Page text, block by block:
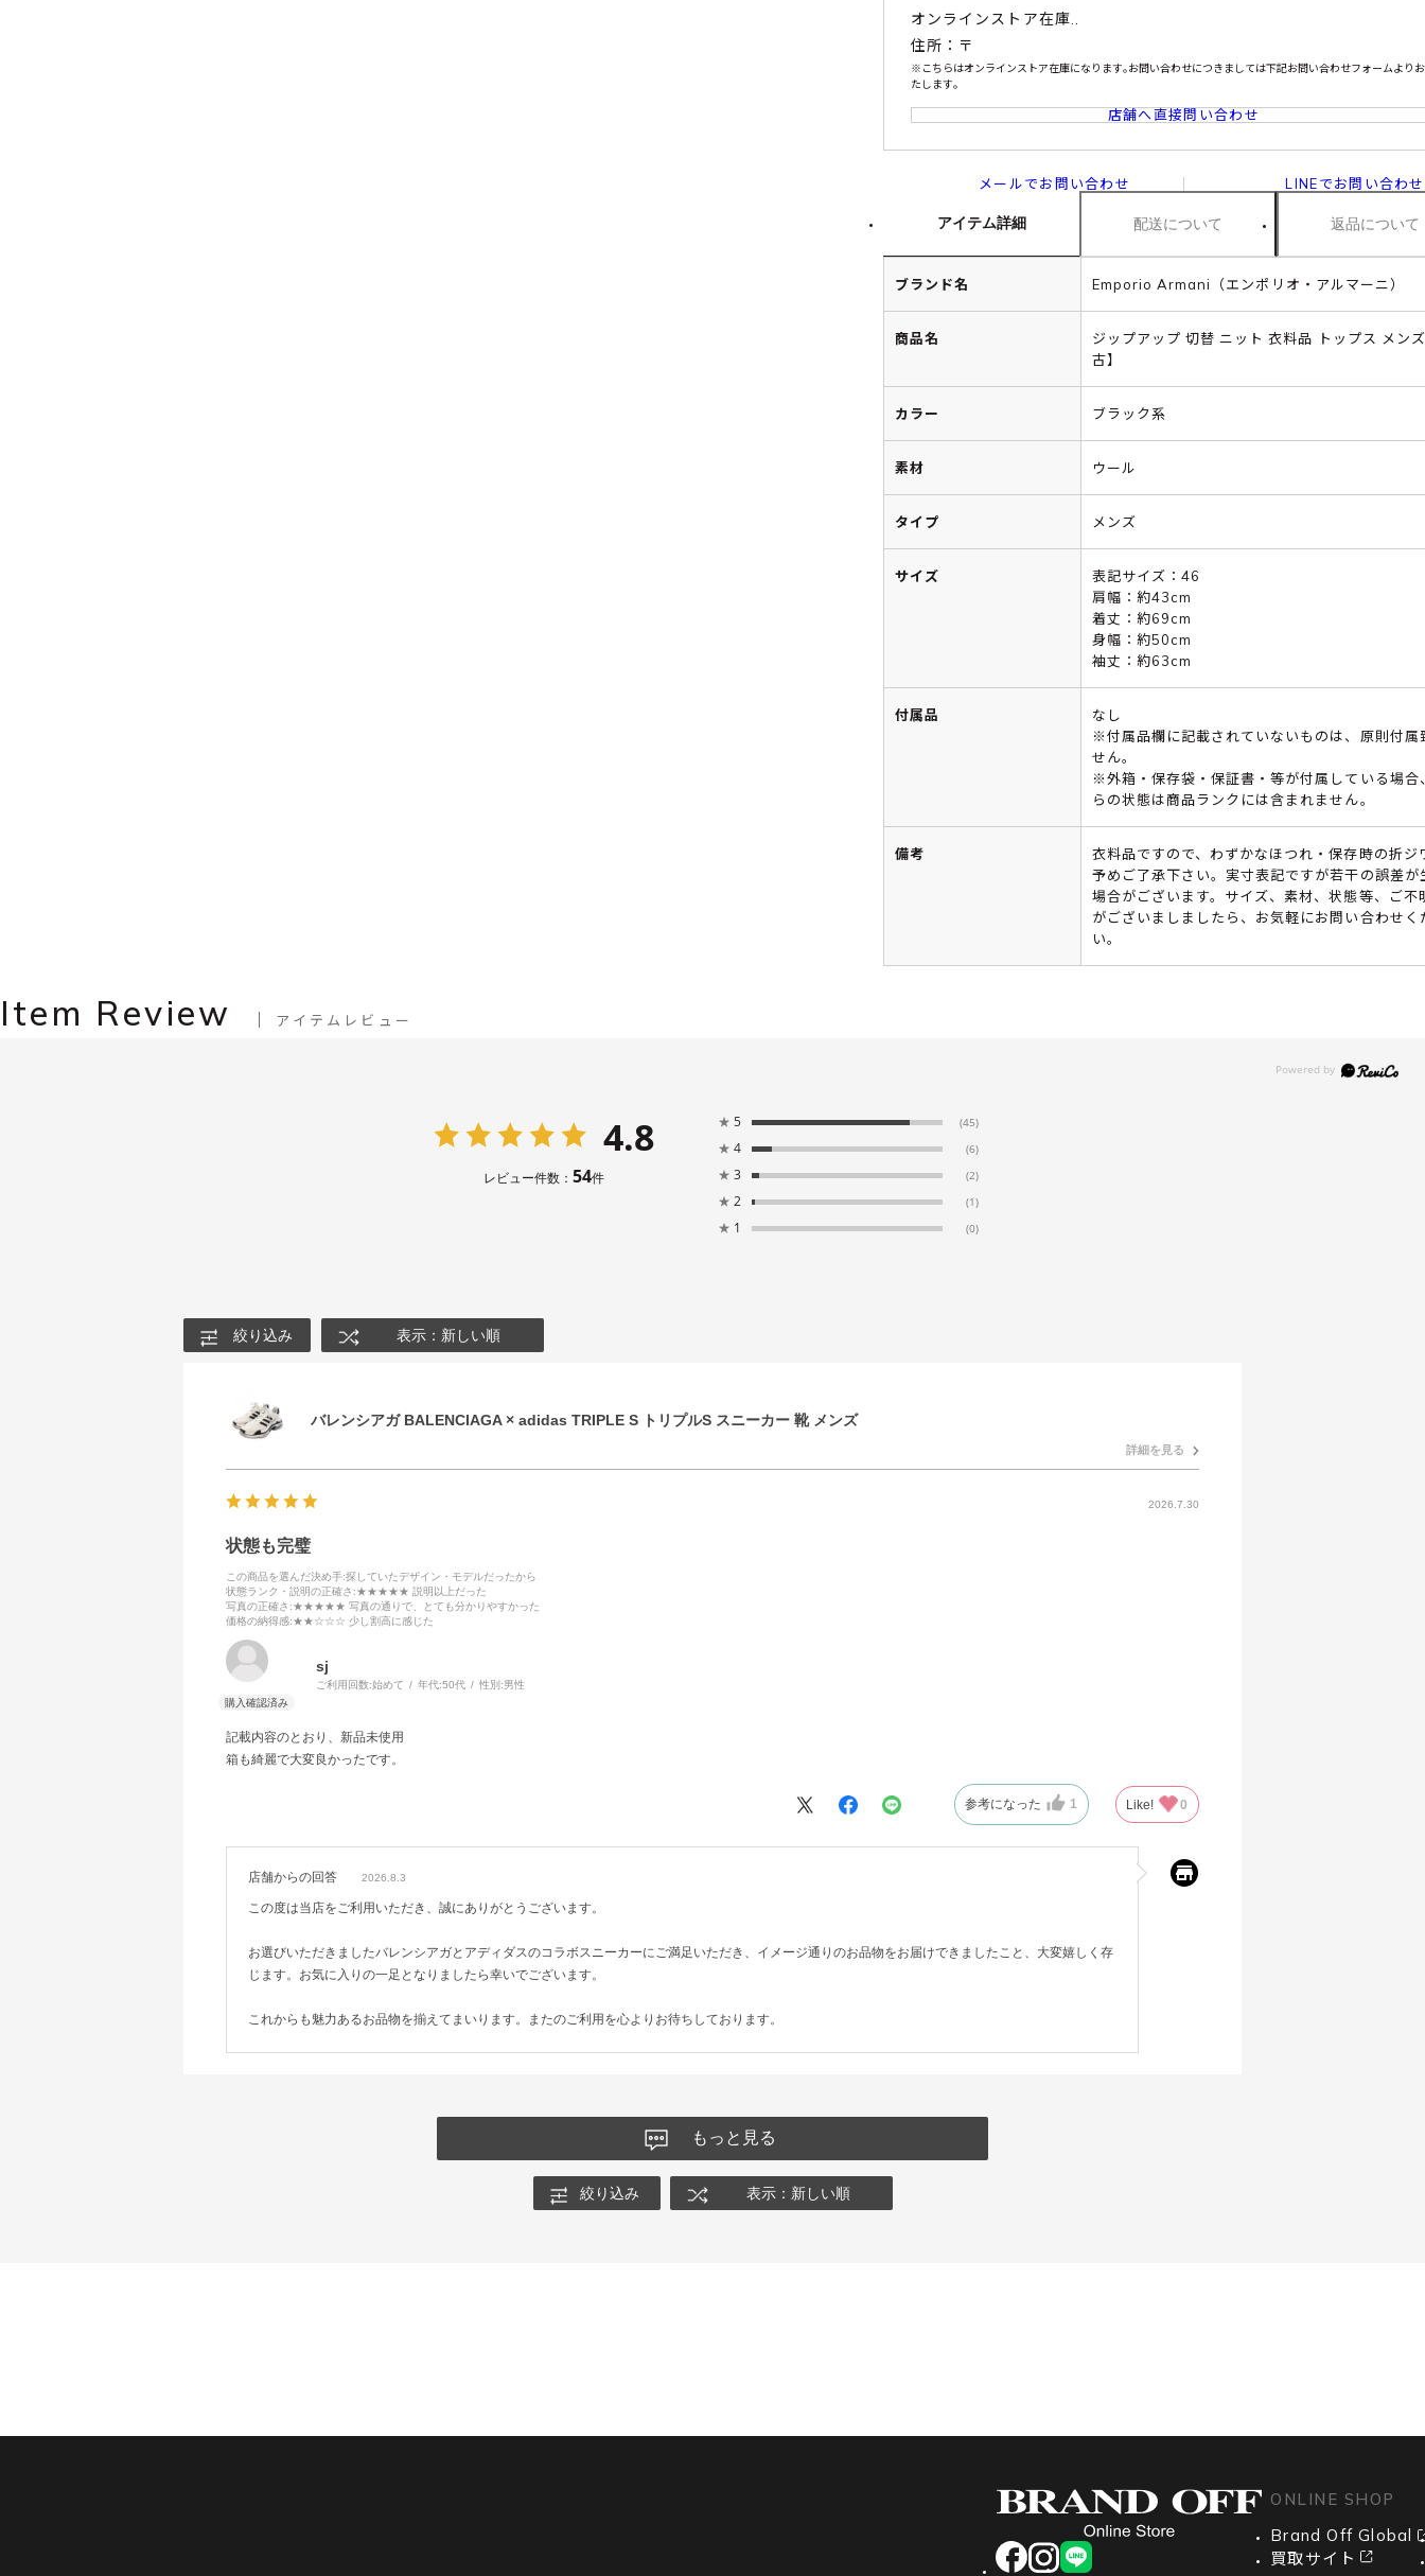
オンラインストア在庫..
住所：〒
※こちらはオンラインストア在庫になります｡お問い合わせにつきましては下記お問い合わせフォームより
たします｡
店舗へ直接問い合わせ
メールでお問い合わせ LINEでお問い合わせ
アイテム詳細 配送について 返品について
ブランド名 Emporio Armani（エンポリオ・アルマーニ）
商品名
ジップアップ 切替 ニット 衣料品 トップス メン
古】
カラー ブラック系
素材 ウール
タイプ メンズ
サイズ
表記サイズ：46
肩幅：約43cm
着丈：約69cm
身幅：約50cm
袖丈：約63cm
付属品
なし
※付属品欄に記載されていないものは、原則付属
せん。
※外箱・保存袋・保証書・等が付属している場合
らの状態は商品ランクには含まれません。
備考
衣料品ですので、わずかなほつれ・保存時の折ジ
予めご了承下さい。実寸表記ですが若干の誤差が
場合がございます。サイズ、素材、状態等、ご不
がございましましたら、お気軽にお問い合わせく
い。
Item Review アイテムレビュー
4.8
レビュー件数： 54件
★ 5 (45)
★ 4 (6)
★ 3 (2)
★ 2 (1)
★ 1 (0)
絞り込み 表示：新しい順
バレンシアガ BALENCIAGA × adidas TRIPLE S トリプルS スニーカー 靴 メンズ
詳細を見る
2026.7.30
状態も完璧
この商品を選んだ決め手:探していたデザイン・モデルだったから
状態ランク・説明の正確さ :★★★★★ 説明以上だった
写真の正確さ :★★★★★ 写真の通りで、とても分かりやすかった
価格の納得感:★★☆☆☆ 少し割高に感じた
sj
ご利用回数:始めて 年代:50代 性別:男性
記載内容のとおり、新品未使用
箱も綺麗で大変良かったです。
参考になった 1 Like! 0
店舗からの回答 2026.8.3
この度は当店をご利用いただき、誠にありがとうございます。
お選びいただきましたバレンシアガとアディダスのコラボスニーカーにご満足いただき、イメージ通りのお品物をお届けできましたこと、大変嬉しく存
じます。お気に入りの一足となりましたら幸いでございます。
これからも魅力あるお品物を揃えてまいります。またのご利用を心よりお待ちしております。
もっと見る
絞り込み 表示：新しい順
facebookinstagram
LINE
ONLINE SHOP
Brand Off Global
買取サイト